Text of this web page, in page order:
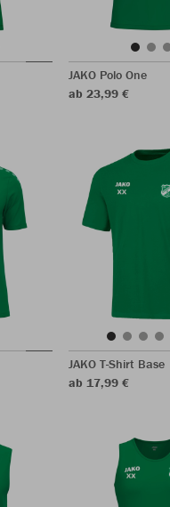
JAKO Polo One
ab 23,99 €
JAKO T-Shirt Base
ab 17,99 €